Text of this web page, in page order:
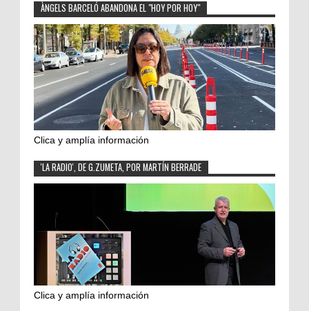
ÀNGELS BARCELÓ ABANDONA EL "HOY POR HOY"
Clica y amplía información
'LA RADIO', DE G.ZUMETA, POR MARTÍN BERRADE
Clica y amplía información